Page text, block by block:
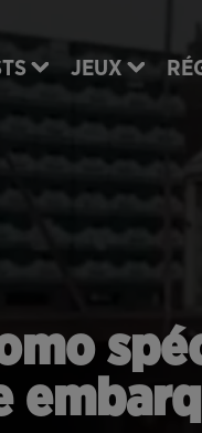
JEUX